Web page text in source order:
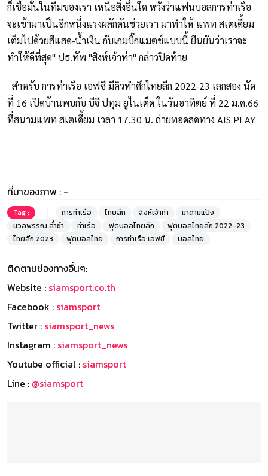
ก็เชื่อมั่นในทีมของเรา เหนือสิ่งอื่นใด หวังว่าแฟนบอลการท่าเรือ
จะเข้ามาเป็นอีกหนึ่งแรงผลักดันช่วยเรา มาทำให้ แพท สเตเดี้ยม
เต็มไปด้วยสีแสด-น้ำเงิน กับเกมบิ๊กแมตช์แบบนี้ ยืนยันว่าเราจะ
ทำให้ดีที่สุด" ปธ.ทัพ "สิงห์เจ้าท่า" กล่าวปิดท้าย
สำหรับ การท่าเรือ เอฟซี มีคิวทำศึกไทยลีก 2022-23 เลกสอง นัด
ที่ 16 เปิดบ้านพบกับ บีจี ปทุม ยูไนเต็ด ในวันอาทิตย์ ที่ 22 ม.ค.66
ที่สนามแพท สเตเดี้ยม เวลา 17.30 น. ถ่ายทอดสดทาง AIS PLAY
ที่มาของภาพ : -
Tag : การท่าเรือ ไทยลีก สิงห์เจ้าท่า
มาดามแป้ง
นวลพรรณ ล่ำซำ
ท่าเรือ ฟุตบอลไทยลีก
ฟุตบอลไทยลีก 2022-23
ไทยลีก 2023
ฟุตบอลไทย การท่าเรือ เอฟซี บอลไทย
ติดตามช่องทางอื่นๆ:
Website : siamsport.co.th
Facebook : siamsport
Twitter : siamsport_news
Instagram : siamsport_news
Youtube official : siamsport
Line : @siamsport